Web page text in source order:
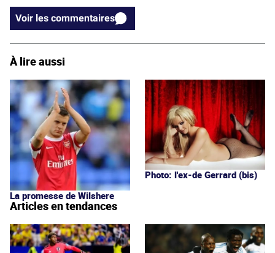
Voir les commentaires
À lire aussi
La promesse de Wilshere
Photo: l'ex-de Gerrard (bis)
Articles en tendances